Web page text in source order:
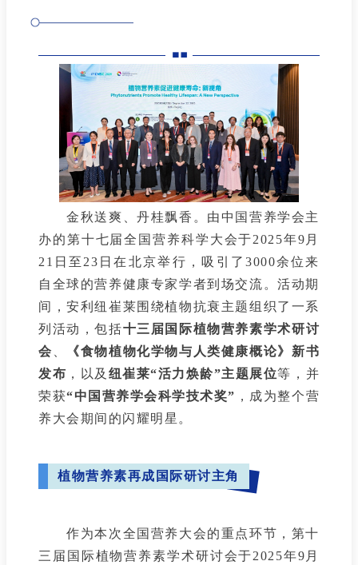
金秋送爽、丹桂飘香。由中国营养学会主
办的第十七届全国营养科学大会于2025年9月
21日至23日在北京举行，吸引了3000余位来
自全球的营养健康专家学者到场交流。活动期
间，安利纽崔莱围绕植物抗衰主题组织了一系
列活动，包括十三届国际植物营养素学术研讨
会
《食物植物化学物与人类健康概论》新书
发布 ，以及 纽崔莱“活力焕龄”主题展位等，并
荣获“中国营养学会科学技术奖” ，成为整个营
养大会期间的闪耀明星。
植物营养素再成国际研讨主角
作为本次全国营养大会的重点环节，第十
三届国际植物营养素学术研讨会于2025年9月